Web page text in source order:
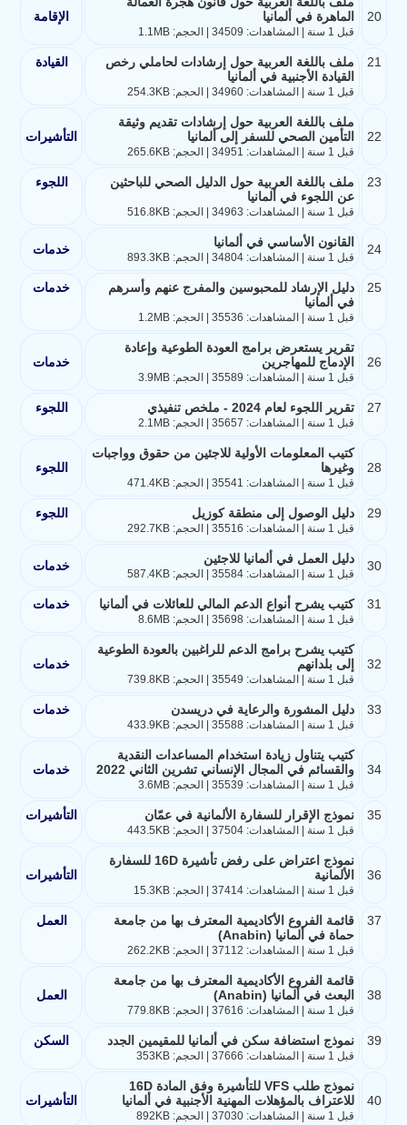
20
الماهرة في ألمانيا
قبل 1 سنة | المشاهدات: 34509 | الحجم: 1.1MB
الإقامة
21
ملف باللغة العربية حول إرشادات لحاملي رخص
القيادة الأجنبية في ألمانيا
قبل 1 سنة | المشاهدات: 34960 | الحجم: 254.3KB
القيادة
22
ملف باللغة العربية حول إرشادات تقديم وثيقة
التأمين الصحي للسفر إلى ألمانيا
قبل 1 سنة | المشاهدات: 34951 | الحجم: 265.6KB
التأشيرات
23
ملف باللغة العربية حول الدليل الصحي للباحثين
عن اللجوء في ألمانيا
قبل 1 سنة | المشاهدات: 34963 | الحجم: 516.8KB
اللجوء
24 القانون الأساسي في ألمانيا
قبل 1 سنة | المشاهدات: 34804 | الحجم: 893.3KB
خدمات
25
دليل الإرشاد للمحبوسين والمفرج عنهم وأسرهم
في ألمانيا
قبل 1 سنة | المشاهدات: 35536 | الحجم: 1.2MB
خدمات
26
تقرير يستعرض برامج العودة الطوعية وإعادة
الإدماج للمهاجرين
قبل 1 سنة | المشاهدات: 35589 | الحجم: 3.9MB
خدمات
27 تقرير اللجوء لعام 2024 - ملخص تنفيذي
قبل 1 سنة | المشاهدات: 35657 | الحجم: 2.1MB
اللجوء
28
كتيب المعلومات الأولية للاجئين من حقوق وواجبات
وغيرها
قبل 1 سنة | المشاهدات: 35541 | الحجم: 471.4KB
اللجوء
29 دليل الوصول إلى منطقة كوزيل
قبل 1 سنة | المشاهدات: 35516 | الحجم: 292.7KB
اللجوء
30 دليل العمل في ألمانيا للاجئين
قبل 1 سنة | المشاهدات: 35584 | الحجم: 587.4KB
خدمات
31 كتيب يشرح أنواع الدعم المالي للعائلات في ألمانيا
قبل 1 سنة | المشاهدات: 35698 | الحجم: 8.6MB
خدمات
32
كتيب يشرح برامج الدعم للراغبين بالعودة الطوعية
إلى بلدانهم
قبل 1 سنة | المشاهدات: 35549 | الحجم: 739.8KB
خدمات
33 دليل المشورة والرعاية في دريسدن
قبل 1 سنة | المشاهدات: 35588 | الحجم: 433.9KB
خدمات
34
كتيب يتناول زيادة استخدام المساعدات النقدية
والقسائم في المجال الإنساني تشرين الثاني 2022
قبل 1 سنة | المشاهدات: 35539 | الحجم: 3.6MB
خدمات
35 نموذج الإقرار للسفارة الألمانية في عمّان
قبل 1 سنة | المشاهدات: 37504 | الحجم: 443.5KB
التأشيرات
36
نموذج اعتراض على رفض تأشيرة 16D للسفارة
الألمانية
قبل 1 سنة | المشاهدات: 37414 | الحجم: 15.3KB
التأشيرات
37
قائمة الفروع الأكاديمية المعترف بها من جامعة
حماة في ألمانيا (Anabin)
قبل 1 سنة | المشاهدات: 37112 | الحجم: 262.2KB
العمل
38
قائمة الفروع الأكاديمية المعترف بها من جامعة
البعث في ألمانيا (Anabin)
قبل 1 سنة | المشاهدات: 37616 | الحجم: 779.8KB
العمل
39 نموذج استضافة سكن في ألمانيا للمقيمين الجدد
قبل 1 سنة | المشاهدات: 37666 | الحجم: 353KB
السكن
40
نموذج طلب VFS للتأشيرة وفق المادة 16D
للاعتراف بالمؤهلات المهنية الأجنبية في ألمانيا
قبل 1 سنة | المشاهدات: 37030 | الحجم: 892KB
التأشيرات